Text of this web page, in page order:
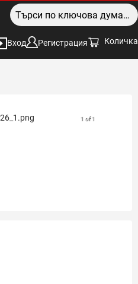
Вход Регистрация Количка
1 of 1